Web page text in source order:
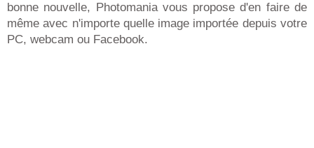
bonne nouvelle, Photomania vous propose d'en faire de
même avec n'importe quelle image importée depuis votre
PC, webcam ou Facebook.